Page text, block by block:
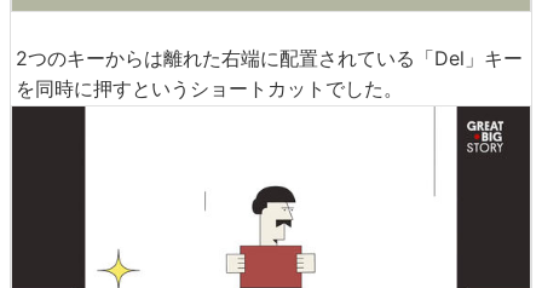
2つのキーからは離れた右端に配置されている「Del」キー
を同時に押すというショートカットでした。